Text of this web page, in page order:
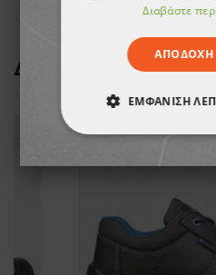
ΔΕΊΤΕ
Διαβάστε
ΕΜΦΆΝΙΣΗ
ΑΠΟΛΎΤΩΣ